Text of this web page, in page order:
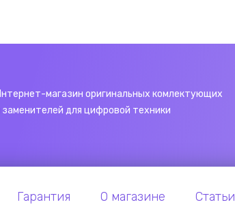
магазин оригинальных комлектующих
заменителей для цифровой техники
Гарантия О магазине Статьи